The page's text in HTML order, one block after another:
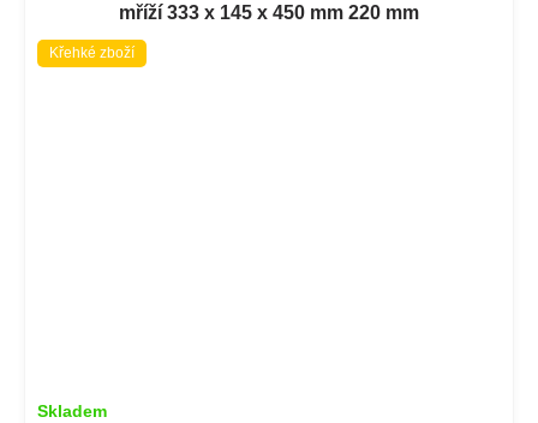
mříží 333 x 145 x 450 mm 220 mm
Křehké zboží
Skladem